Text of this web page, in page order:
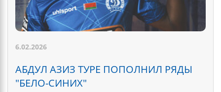
6.02.2026
АБДУЛ АЗИЗ ТУРЕ ПОПОЛНИЛ РЯДЫ
"БЕЛО-СИНИХ"